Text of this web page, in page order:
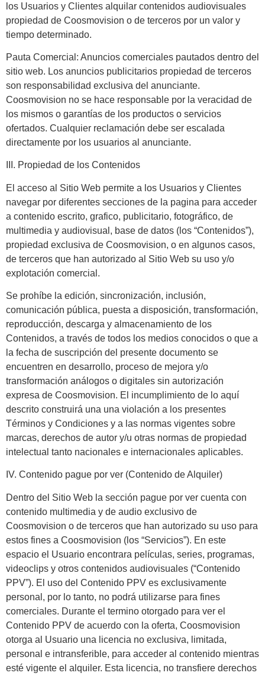
los Usuarios y Clientes alquilar contenidos audiovisuales
propiedad de Coosmovision o de terceros por un valor y
tiempo determinado.
Pauta Comercial: Anuncios comerciales pautados dentro del
sitio web. Los anuncios publicitarios propiedad de terceros
son responsabilidad exclusiva del anunciante.
Coosmovision no se hace responsable por la veracidad de
los mismos o garantías de los productos o servicios
ofertados. Cualquier reclamación debe ser escalada
directamente por los usuarios al anunciante.
III. Propiedad de los Contenidos
El acceso al Sitio Web permite a los Usuarios y Clientes
navegar por diferentes secciones de la pagina para acceder
a contenido escrito, grafico, publicitario, fotográfico, de
multimedia y audiovisual, base de datos (los “Contenidos”),
propiedad exclusiva de Coosmovision, o en algunos casos,
de terceros que han autorizado al Sitio Web su uso y/o
explotación comercial.
Se prohíbe la edición, sincronización, inclusión,
comunicación pública, puesta a disposición, transformación,
reproducción, descarga y almacenamiento de los
Contenidos, a través de todos los medios conocidos o que a
la fecha de suscripción del presente documento se
encuentren en desarrollo, proceso de mejora y/o
transformación análogos o digitales sin autorización
expresa de Coosmovision. El incumplimiento de lo aquí
descrito construirá una una violación a los presentes
Términos y Condiciones y a las normas vigentes sobre
marcas, derechos de autor y/u otras normas de propiedad
intelectual tanto nacionales e internacionales aplicables.
IV. Contenido pague por ver (Contenido de Alquiler)
Dentro del Sitio Web la sección pague por ver cuenta con
contenido multimedia y de audio exclusivo de
Coosmovision o de terceros que han autorizado su uso para
estos fines a Coosmovision (los “Servicios”). En este
espacio el Usuario encontrara películas, series, programas,
videoclips y otros contenidos audiovisuales (“Contenido
PPV”). El uso del Contenido PPV es exclusivamente
personal, por lo tanto, no podrá utilizarse para fines
comerciales. Durante el termino otorgado para ver el
Contenido PPV de acuerdo con la oferta, Coosmovision
otorga al Usuario una licencia no exclusiva, limitada,
personal e intransferible, para acceder al contenido mientras
esté vigente el alquiler. Esta licencia, no transfiere derechos